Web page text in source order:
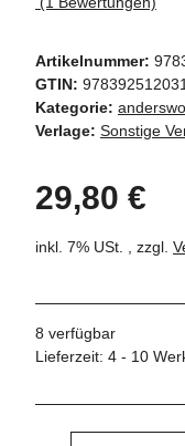
Artikelnummer:
GTIN:
Kategorie: anderswo
Verlage: Sonstige
29,80 €
inkl. 7% USt. , zzgl.
8 verfügbar
Lieferzeit: 4 - 10